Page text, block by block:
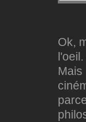
Ok,
l'oeil.